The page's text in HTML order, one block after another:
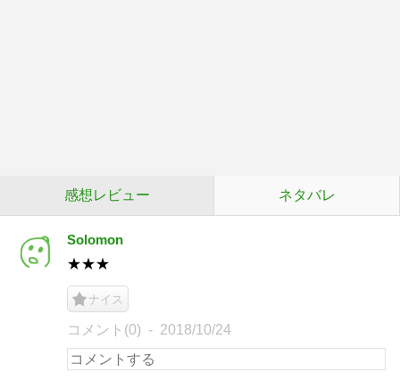
感想レビュー ネタバレ
Solomon
★★★
ナイス
コメント(0) 2018/10/24